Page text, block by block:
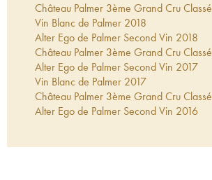
Château Palmer 3ème Grand Cru Classé
Vin Blanc de Palmer 2018
Alter Ego de Palmer Second Vin 2018
Château Palmer 3ème Grand Cru Classé
Alter Ego de Palmer Second Vin 2017
Vin Blanc de Palmer 2017
Château Palmer 3ème Grand Cru Classé
Alter Ego de Palmer Second Vin 2016